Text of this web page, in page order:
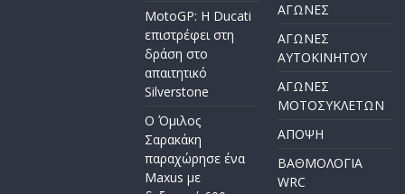
MotoGP: Η Ducati
επιστρέφει στη
δράση στο
απαιτητικό
Silverstone
Ο Όμιλος
Σαρακάκη
παραχώρησε ένα
Maxus με
ΑΓΩΝΕΣ
ΑΓΩΝΕΣ
AYTOKINHTOY
ΑΓΩΝΕΣ
ΜΟΤΟΣΥΚΛΕΤΩΝ
ΑΠΟΨΗ
ΒΑΘΜΟΛΟΓΙΑ
WRC